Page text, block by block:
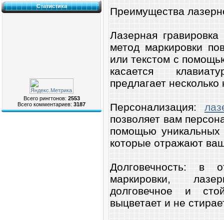
Статистика
Всего рингтонов: 2553
Всего комментариев: 3187
Преимущества
Лазерная
метод маркировки
или текстом с
касается
предлагает
Персонализация:
позволяет вам
помощью уникальных
которые отражают
Долговечность: в
маркировки,
долговечное и
выцветает и не